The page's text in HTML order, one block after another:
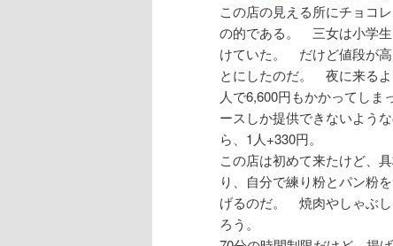
この店の見える所にチョコ
の的である。 三女は小学生
けていた。 だけど値段が高
とにしたのだ。 夜に来る
人で6,600円もかかってし
ースしか提供できないよう
ら、1人+330円。
この店は初めて来たけど、
り、自分で練り粉とパン粉
げるのだ。 焼肉やしゃぶ
ろう。